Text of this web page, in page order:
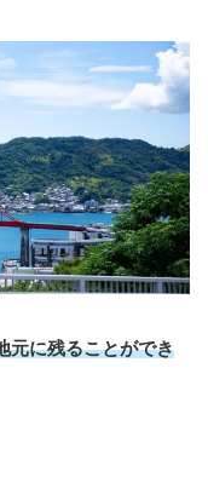
元に残ることができ